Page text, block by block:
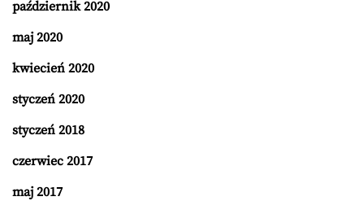
październik 2020
maj 2020
kwiecień 2020
styczeń 2020
styczeń 2018
czerwiec 2017
maj 2017